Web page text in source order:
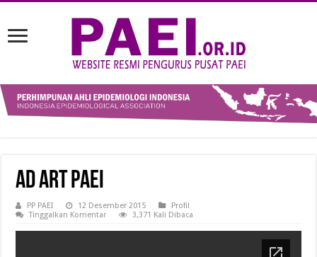
AD ART PAEI
PP PAEI 12 Desember 2015
Profil
Tinggalkan Komentar
3,371 Kali Dibaca